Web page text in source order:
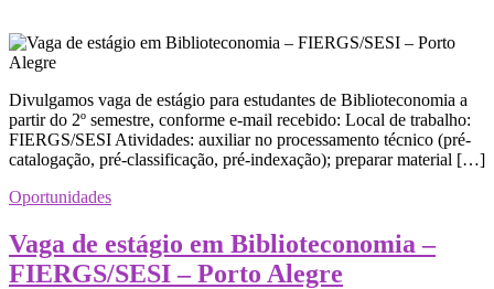
Divulgamos vaga de estágio para estudantes de Biblioteconomia a
partir do 2º semestre, conforme e-mail recebido: Local de trabalho:
FIERGS/SESI Atividades: auxiliar no processamento técnico (pré-
catalogação, pré-classificação, pré-indexação); preparar material […]
Oportunidades
Vaga de estágio em Biblioteconomia –
FIERGS/SESI – Porto Alegre